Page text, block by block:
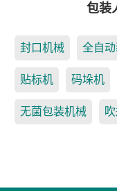
包装
封口机械 全自
贴标机 码垛机
无菌包装机械